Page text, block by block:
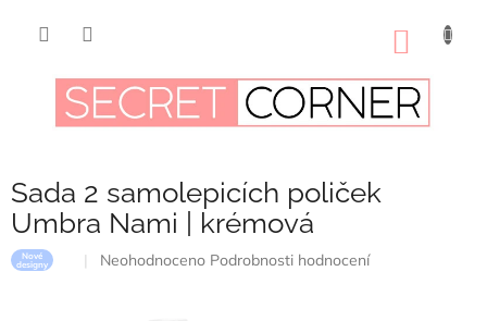
Sada 2 samolepicích poliček
Umbra Nami | krémová
Nové
designy
Průměrné
Neohodnoceno Podrobnosti hodnocení